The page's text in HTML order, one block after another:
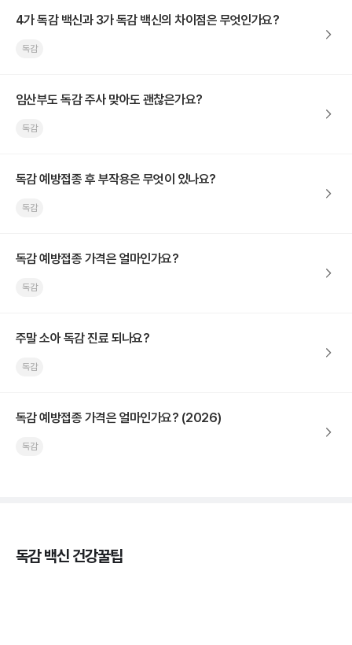
4가 독감 백신과 3가 독감 백신의 차이점은 무엇인가요?
독감
임산부도 독감 주사 맞아도 괜찮은가요?
독감
독감 예방접종 후 부작용은 무엇이 있나요?
독감
독감 예방접종 가격은 얼마인가요?
독감
주말 소아 독감 진료 되나요?
독감
독감 예방접종 가격은 얼마인가요? (2026)
독감
독감 백신 건강꿀팁